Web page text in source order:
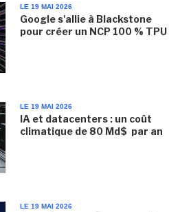
LE 19 MAI 2026
Google s'allie à Blackstone
pour créer un NCP 100 % TPU
LE 19 MAI 2026
IA et datacenters : un coût
climatique de 80 Md$ par an
LE 19 MAI 2026